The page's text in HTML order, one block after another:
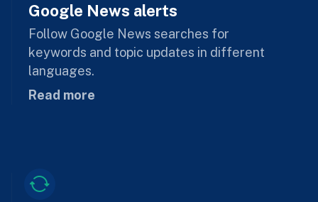
Google News alerts
Follow Google News searches for
keywords and topic updates in different
languages.
Read more